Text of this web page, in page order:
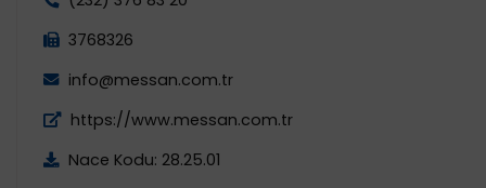
3768326
info@messan.com.tr
https://www.messan.com.tr
Nace Kodu: 28.25.01